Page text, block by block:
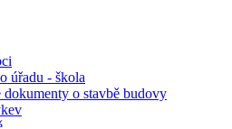
úřadu - škola
o stavbě budovy